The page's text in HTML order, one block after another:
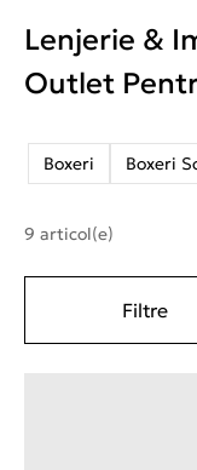
Lenjerie &
Outlet
Boxeri Boxeri
9 articol(e)
Filtre